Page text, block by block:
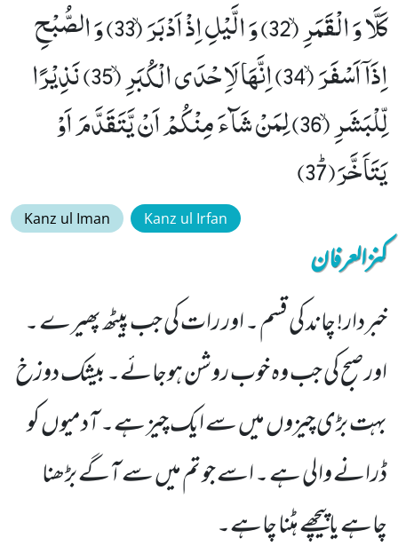
كَلَّا وَ الْقَمَرِۙ (32) وَ الَّیْلِ اِذْ اَدْبَرَۙ (33) وَ الصُّبْحِ
اِذَاۤ اَسْفَرَۙ (34) اِنَّهَا لَاِحْدَى الْكُبَرِۙ (35) نَذِیْرًا
لِّلْبَشَرِۙ (36) لِمَنْ شَآءَ مِنْكُمْ اَنْ یَّتَقَدَّمَ اَوْ
یَتَاَخَّرَﭤ(37)
Kanz ul Iman Kanz ul Irfan
کنزالعرفان
خبردار! چاند کی قسم ۔ اور رات کی جب پیٹھ پھیرے ۔
اور صبح کی جب وہ خوب روشن ہوجائے۔ بیشک دوزخ
بہت بڑی چیزوں میں سے ایک چیز ہے۔ آدمیوں کو
ڈرانے والی ہے ۔ اسے جو تم میں سے آگے بڑھنا
چاہے یاپیچھے ہٹنا چاہے۔